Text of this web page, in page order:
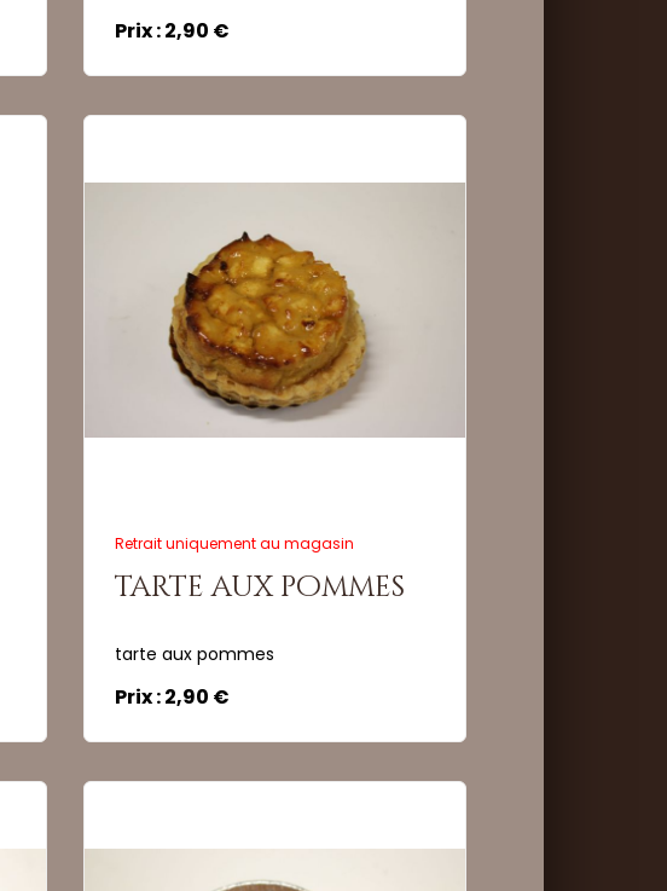
Prix : 2,90 €Commander
Retrait uniquement au magasin
tarte aux pommes
tarte aux pommes
Prix : 2,90 €